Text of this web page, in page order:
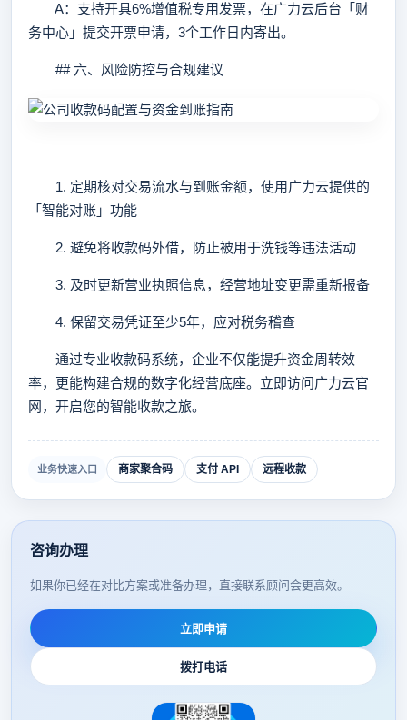
A：支持开具6%增值税专用发票，在广力云后台「财
务中心」提交开票申请，3个工作日内寄出。
## 六、风险防控与合规建议
1. 定期核对交易流水与到账金额，使用广力云提供的
「智能对账」功能
2. 避免将收款码外借，防止被用于洗钱等违法活动
3. 及时更新营业执照信息，经营地址变更需重新报备
4. 保留交易凭证至少5年，应对税务稽查
通过专业收款码系统，企业不仅能提升资金周转效
率，更能构建合规的数字化经营底座。立即访问广力云官
网，开启您的智能收款之旅。
业务快速入口 商家聚合码 支付 API 远程收款
咨询办理
如果你已经在对比方案或准备办理，直接联系顾问会更高效。
立即申请
拨打电话